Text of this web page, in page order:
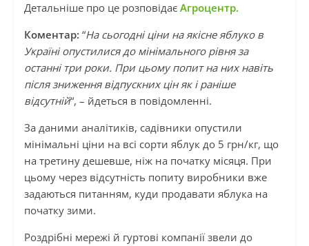
Детальніше про це розповідає Агроцентр.
Коментар: “На сьогодні ціни на якісне яблуко в
Україні опустилися до мінімального рівня за
останні три роки. При цьому попит на них навіть
після зниження відпускних цін як і раніше
відсутній“, – йдеться в повідомленні.
За даними аналітиків, садівники опустили
мінімальні ціни на всі сорти яблук до 5 грн/кг, що
на третину дешевше, ніж на початку місяця. При
цьому через відсутність попиту виробники вже
задаються питанням, куди продавати яблука на
початку зими.
Роздрібні мережі й гуртові компанії звели до